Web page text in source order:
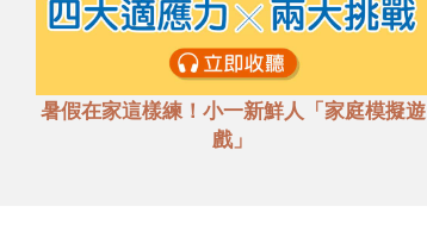
暑假在家這樣練！小一新鮮人「家庭模擬遊
戲」